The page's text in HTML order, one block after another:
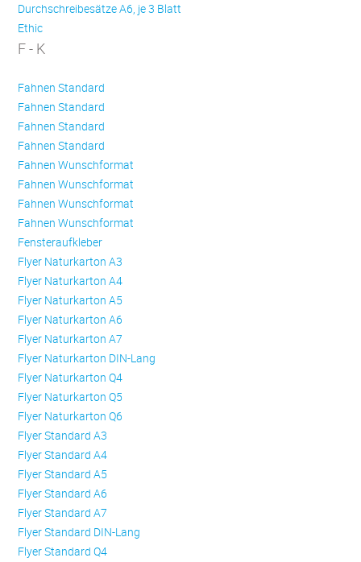
Durchschreibesätze A6, je 3 Blatt
Ethic
F - K
Fahnen Standard
Fahnen Standard
Fahnen Standard
Fahnen Standard
Fahnen Wunschformat
Fahnen Wunschformat
Fahnen Wunschformat
Fahnen Wunschformat
Fensteraufkleber
Flyer Naturkarton A3
Flyer Naturkarton A4
Flyer Naturkarton A5
Flyer Naturkarton A6
Flyer Naturkarton A7
Flyer Naturkarton DIN-Lang
Flyer Naturkarton Q4
Flyer Naturkarton Q5
Flyer Naturkarton Q6
Flyer Standard A3
Flyer Standard A4
Flyer Standard A5
Flyer Standard A6
Flyer Standard A7
Flyer Standard DIN-Lang
Flyer Standard Q4